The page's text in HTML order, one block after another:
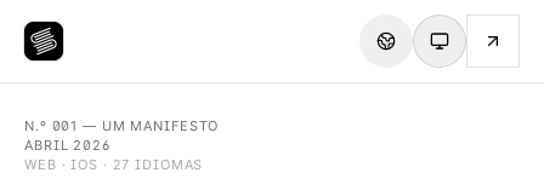
N.º 001 — UM MANIFESTO
ABRIL 2026
WEB · IOS · 27 IDIOMAS